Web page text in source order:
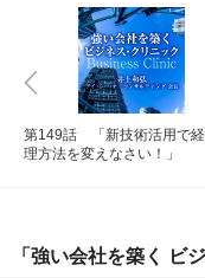
第149話 「新技術活用で
理方法を変えなさい！」
「強い会社を築く ビ